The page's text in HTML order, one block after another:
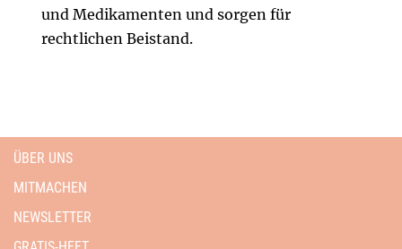
und Medikamenten und sorgen für
rechtlichen Beistand.
ÜBER UNS
MITMACHEN
NEWSLETTER